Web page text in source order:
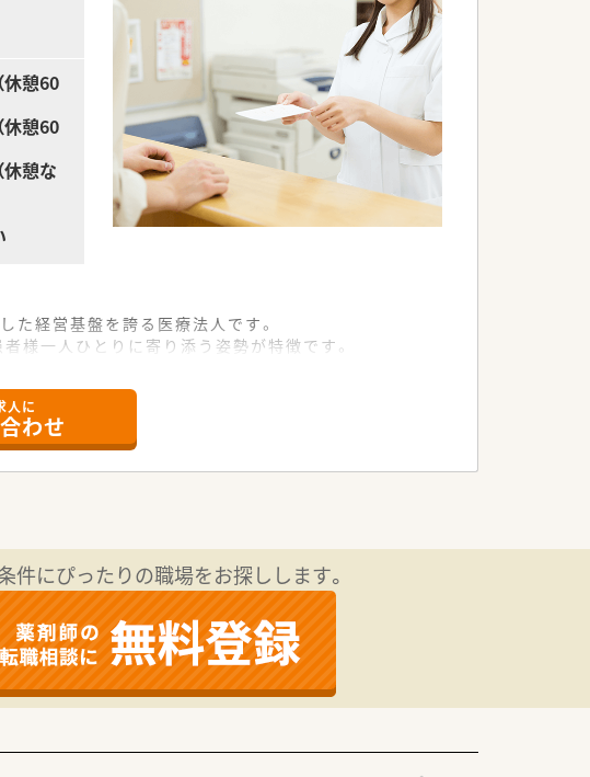
休憩60
憩60
憩な
た経営基盤を誇る医療法人です。
様一人ひとりに寄り添う姿勢が特徴です。
な利便性の高い環境が整っています。
習得することが可能です。
りの負担が少ない体制を構築しています。
、専門性をさらに高めていけます。
の薬剤師としてのキャリアを築けます。
師へのステップアップも目指せます。
人に
わせ
件にぴったりの職場をお探しします。